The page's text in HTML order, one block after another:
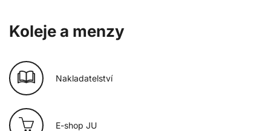
Koleje a menzy
Nakladatelství
E-shop JU